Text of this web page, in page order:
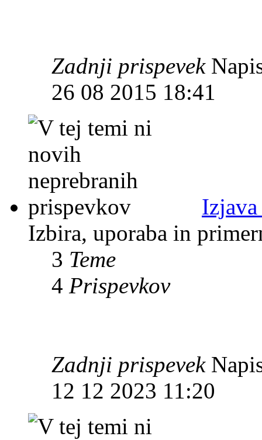
Zadnji prispevek
26 08 2015 18:41
Izbira, uporaba in
3 Teme
4 Prispevkov
Zadnji prispevek
12 12 2023 11:20